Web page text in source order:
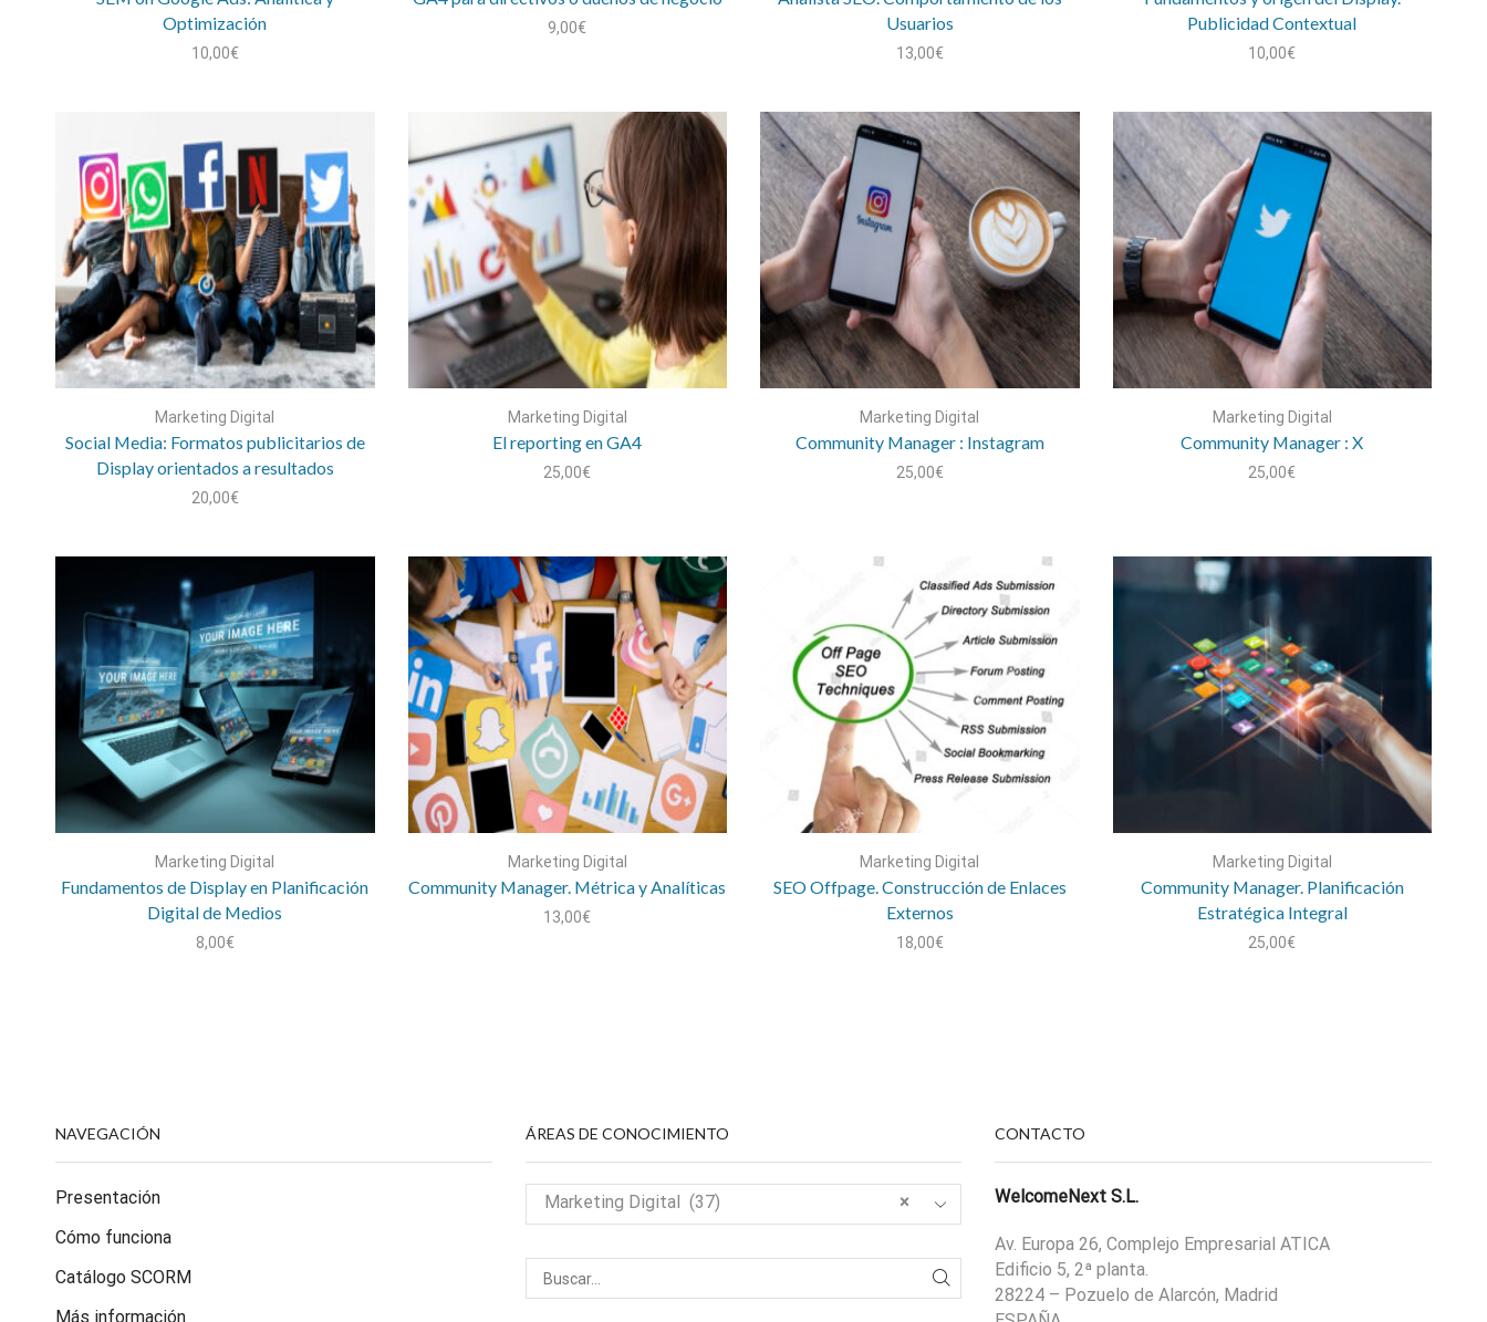
Optimización
10,00€
9,00€
Usuarios
13,00€
Publicidad Contextual
10,00€
Marketing Digital
Social Media: Formatos publicitarios de
Display orientados a resultados
20,00€
Marketing Digital
El reporting en GA4
25,00€
Marketing Digital
Community Manager : Instagram
25,00€
Marketing Digital
Community Manager : X
25,00€
Marketing Digital
Fundamentos de Display en Planificación
Digital de Medios
8,00€
Marketing Digital
Community Manager. Métrica y Analíticas
13,00€
Marketing Digital
SEO Offpage. Construcción de Enlaces
Externos
18,00€
Marketing Digital
Community Manager. Planificación
Estratégica Integral
25,00€
NAVEGACIÓN
Presentación
Cómo funciona
Catálogo SCORM
Más información
ÁREAS DE CONOCIMIENTO
×
Marketing Digital (37)
CONTACTO
WelcomeNext S.L.
Av. Europa 26, Complejo Empresarial ATICA
Edificio 5, 2ª planta.
28224 – Pozuelo de Alarcón, Madrid